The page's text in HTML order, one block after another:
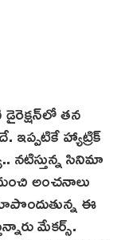
తన
ఇప్పటికే హ్యాట్రిక్
సినిమా
అంచనాలు
ఈ
మేకర్స్.